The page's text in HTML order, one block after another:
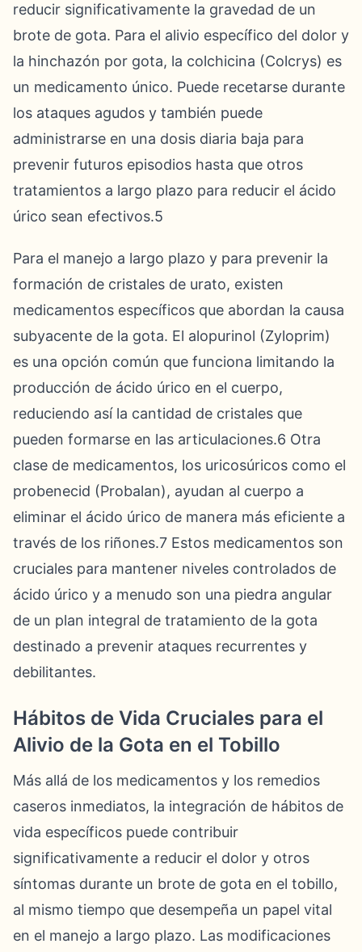
reducir significativamente la gravedad de un
brote de gota. Para el alivio específico del dolor y
la hinchazón por gota, la colchicina (Colcrys) es
un medicamento único. Puede recetarse durante
los ataques agudos y también puede
administrarse en una dosis diaria baja para
prevenir futuros episodios hasta que otros
tratamientos a largo plazo para reducir el ácido
úrico sean efectivos.5
Para el manejo a largo plazo y para prevenir la
formación de cristales de urato, existen
medicamentos específicos que abordan la causa
subyacente de la gota. El alopurinol (Zyloprim)
es una opción común que funciona limitando la
producción de ácido úrico en el cuerpo,
reduciendo así la cantidad de cristales que
pueden formarse en las articulaciones.6 Otra
clase de medicamentos, los uricosúricos como el
probenecid (Probalan), ayudan al cuerpo a
eliminar el ácido úrico de manera más eficiente a
través de los riñones.7 Estos medicamentos son
cruciales para mantener niveles controlados de
ácido úrico y a menudo son una piedra angular
de un plan integral de tratamiento de la gota
destinado a prevenir ataques recurrentes y
debilitantes.
Hábitos de Vida Cruciales para el
Alivio de la Gota en el Tobillo
Más allá de los medicamentos y los remedios
caseros inmediatos, la integración de hábitos de
vida específicos puede contribuir
significativamente a reducir el dolor y otros
síntomas durante un brote de gota en el tobillo,
al mismo tiempo que desempeña un papel vital
en el manejo a largo plazo. Las modificaciones